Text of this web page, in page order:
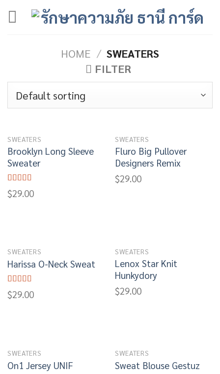
Skip
to
HOME / SWEATERS
FILTER
SWEATERS
Brooklyn Long Sleeve
Sweater
Rated
4.00out
$29.00
SWEATERS
Fluro Big Pullover
Designers Remix
$29.00
SWEATERS
Harissa O-Neck Sweat
Rated
4.00out
$29.00
SWEATERS
Lenox Star Knit
Hunkydory
$29.00
SWEATERS
On1 Jersey UNIF
SWEATERS
Sweat Blouse Gestuz